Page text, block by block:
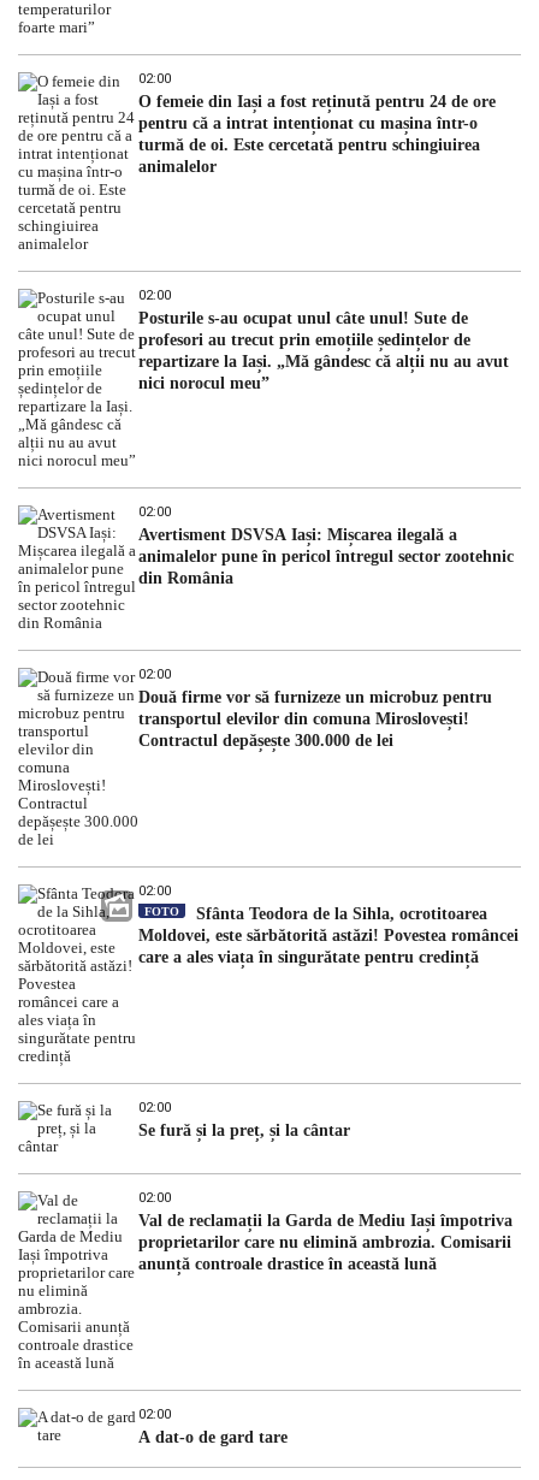
02:00
O femeie din Iași a fost reținută pentru 24 de ore
pentru că a intrat intenționat cu mașina într-o
turmă de oi. Este cercetată pentru schingiuirea
animalelor
02:00
Posturile s-au ocupat unul câte unul! Sute de
profesori au trecut prin emoțiile ședințelor de
repartizare la Iași. „Mă gândesc că alții nu au avut
nici norocul meu”
02:00
Avertisment DSVSA Iași: Mișcarea ilegală a
animalelor pune în pericol întregul sector zootehnic
din România
02:00
Două firme vor să furnizeze un microbuz pentru
transportul elevilor din comuna Miroslovești!
Contractul depășește 300.000 de lei
02:00
FOTO
Sfânta Teodora de la Sihla, ocrotitoarea
Moldovei, este sărbătorită astăzi! Povestea româncei
care a ales viața în singurătate pentru credință
02:00
Se fură și la preț, și la cântar
02:00
Val de reclamații la Garda de Mediu Iași împotriva
proprietarilor care nu elimină ambrozia. Comisarii
anunță controale drastice în această lună
02:00
A dat-o de gard tare